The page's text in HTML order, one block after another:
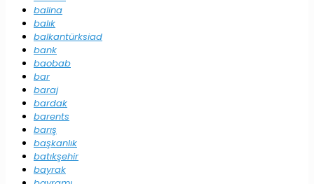
balina
balık
balkantürksiad
bank
baobab
bar
baraj
bardak
barents
barış
başkanlık
batıkşehir
bayrak